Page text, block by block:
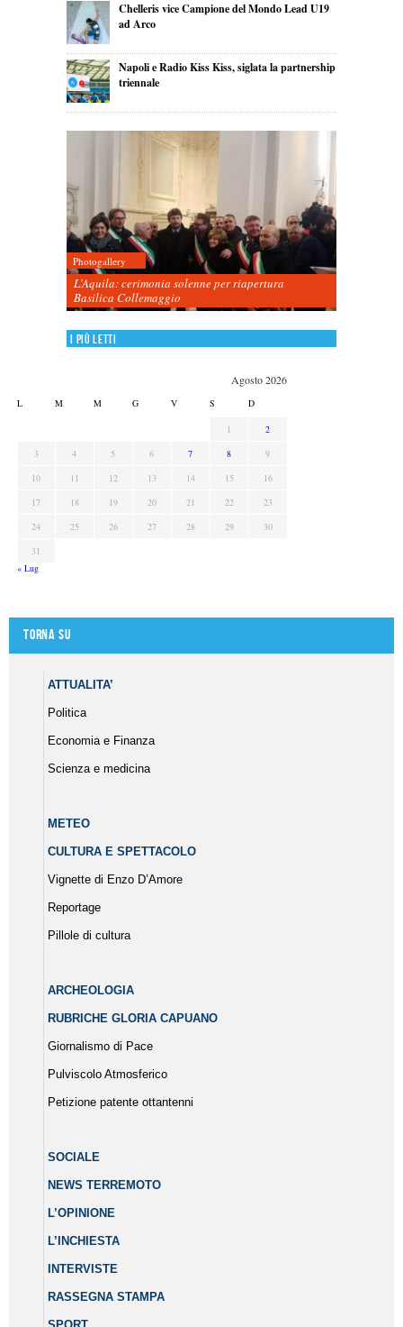
Chelleris vice Campione del Mondo Lead U19
ad Arco
Napoli e Radio Kiss Kiss, siglata la partnership
triennale
Photogallery
L’Aquila: cerimonia solenne per riapertura
Basilica Collemaggio
I più letti
Agosto 2026
L M M G V S D
1
2
3
4 5 6 7 8
9
10
11 12 13 14 15
16
17
18 19 20 21 22
23
24
25 26 27 28 29
30
31
« Lug
Torna su
ATTUALITA’
Politica
Economia e Finanza
Scienza e medicina
METEO
CULTURA E SPETTACOLO
Vignette di Enzo D’Amore
Reportage
Pillole di cultura
ARCHEOLOGIA
RUBRICHE GLORIA CAPUANO
Giornalismo di Pace
Pulviscolo Atmosferico
Petizione patente ottantenni
SOCIALE
NEWS TERREMOTO
L’OPINIONE
L’INCHIESTA
INTERVISTE
RASSEGNA STAMPA